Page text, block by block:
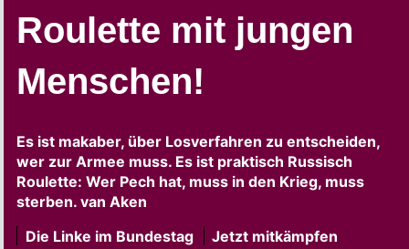
Roulette mit jungen
Menschen!
Es ist makaber, über Losverfahren zu entscheiden,
wer zur Armee muss. Es ist praktisch Russisch
Roulette: Wer Pech hat, muss in den Krieg, muss
sterben. van Aken
Die Linke im Bundestag
Jetzt mitkämpfen